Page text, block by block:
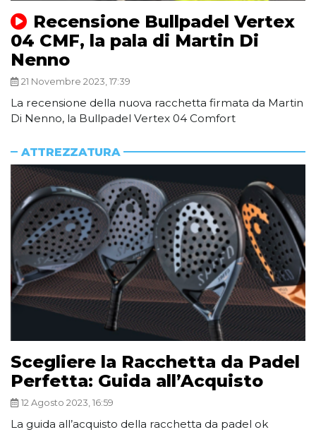
Recensione Bullpadel Vertex
04 CMF, la pala di Martin Di
Nenno
21 Novembre 2023, 17:39
La recensione della nuova racchetta firmata da Martin
Di Nenno, la Bullpadel Vertex 04 Comfort
ATTREZZATURA
Scegliere la Racchetta da Padel
Perfetta: Guida all’Acquisto
12 Agosto 2023, 16:59
La guida all’acquisto della racchetta da padel ok